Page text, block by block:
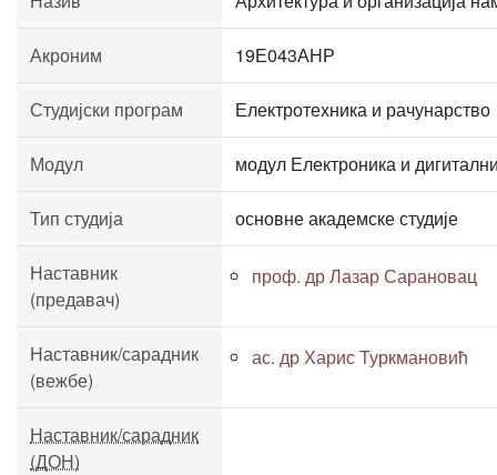
Акроним 19Е043АНР
Студијски програм Електротехника и рачунарство
Модул модул Електроника и
Тип студија основне академске студије
Наставник
(предавач)
проф. др Лазар Сарановац
Наставник/сарадник
(вежбе)
ас. др Харис Туркмановић
Наставник/сарадник
(ДОН)